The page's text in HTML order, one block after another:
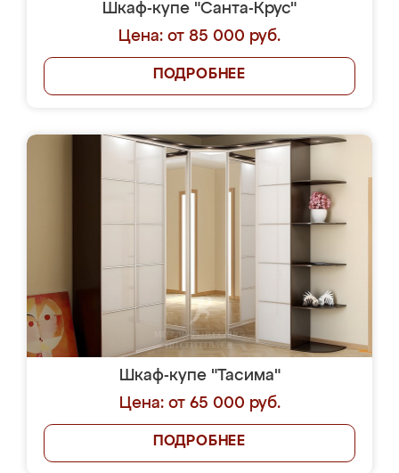
Шкаф-купе "Санта-Крус"
Цена: от 85 000 руб.
ПОДРОБНЕЕ
Шкаф-купе "Тасима"
Цена: от 65 000 руб.
ПОДРОБНЕЕ